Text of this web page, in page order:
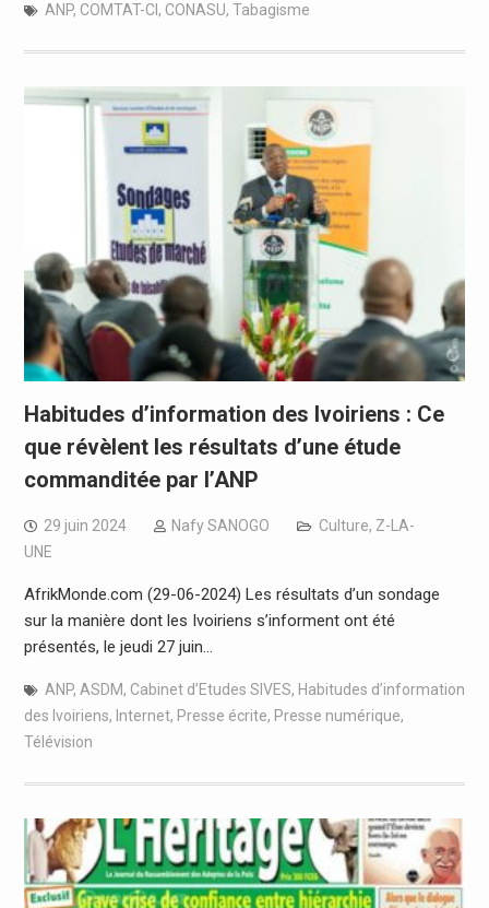
ANP, COMTAT-CI , CONASU, Tabagisme
Habitudes d’information des Ivoiriens : Ce
que révèlent les résultats d’une étude
commanditée par l’ANP
29 juin 2024 Nafy SANOGO Culture, Z-LA-
UNE
AfrikMonde.com (29-06-2024) Les résultats d’un sondage
sur la manière dont les Ivoiriens s’informent ont été
présentés, le jeudi 27 juin…
ANP, ASDM, Cabinet d’Etudes SIVES, Habitudes d’information
des Ivoiriens, Internet, Presse écrite, Presse numérique,
Télévision